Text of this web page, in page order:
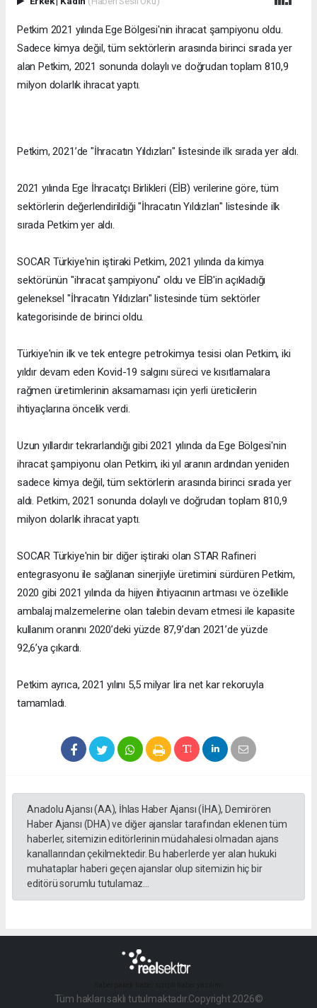
Petkim 2021 yılında Ege Bölgesi'nin ihracat şampiyonu oldu.
Sadece kimya değil, tüm sektörlerin arasında birinci sırada yer
alan Petkim, 2021 sonunda dolaylı ve doğrudan toplam 810,9
milyon dolarlık ihracat yaptı.
Petkim, 2021’de "İhracatın Yıldızları" listesinde ilk sırada yer aldı.
2021 yılında Ege İhracatçı Birlikleri (EİB) verilerine göre, tüm
sektörlerin değerlendirildiği "İhracatın Yıldızları" listesinde ilk
sırada Petkim yer aldı.
SOCAR Türkiye'nin iştiraki Petkim, 2021 yılında da kimya
sektörünün "ihracat şampiyonu" oldu ve EİB'in açıkladığı
geleneksel "İhracatın Yıldızları" listesinde tüm sektörler
kategorisinde de birinci oldu.
Türkiye'nin ilk ve tek entegre petrokimya tesisi olan Petkim, iki
yıldır devam eden Kovid-19 salgını süreci ve kısıtlamalara
rağmen üretimlerinin aksamaması için yerli üreticilerin
ihtiyaçlarına öncelik verdi.
Uzun yıllardır tekrarlandığı gibi 2021 yılında da Ege Bölgesi'nin
ihracat şampiyonu olan Petkim, iki yıl aranın ardından yeniden
sadece kimya değil, tüm sektörlerin arasında birinci sırada yer
aldı. Petkim, 2021 sonunda dolaylı ve doğrudan toplam 810,9
milyon dolarlık ihracat yaptı.
SOCAR Türkiye'nin bir diğer iştiraki olan STAR Rafineri
entegrasyonu ile sağlanan sinerjiyle üretimini sürdüren Petkim,
2020 gibi 2021 yılında da hijyen ihtiyacının artması ve özellikle
ambalaj malzemelerine olan talebin devam etmesi ile kapasite
kullanım oranını 2020’deki yüzde 87,9’dan 2021’de yüzde
92,6’ya çıkardı.
Petkim ayrıca, 2021 yılını 5,5 milyar lira net kar rekoruyla
tamamladı.
Anadolu Ajansı (AA), İhlas Haber Ajansı (İHA), Demirören
Haber Ajansı (DHA) ve diğer ajanslar tarafından eklenen tüm
haberler, sitemizin editörlerinin müdahalesi olmadan ajans
kanallarından çekilmektedir. Bu haberlerde yer alan hukuki
muhataplar haberi geçen ajanslar olup sitemizin hiç bir
editörü sorumlu tutulamaz...
Tüm hakları saklı tutulmaktadır.Copyright 2026©